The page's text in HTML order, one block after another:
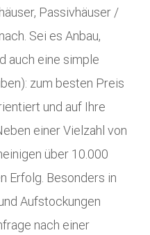
Passivhäuser /
Sei es Anbau,
auch eine simple
zum besten Preis
und auf Ihre
einer Vielzahl von
über 10.000
Erfolg. Besonders in
Aufstockungen
nach einer